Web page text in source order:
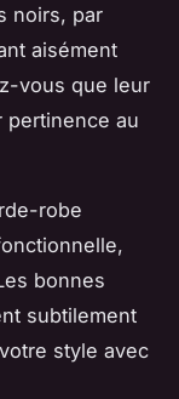
noirs, par
aisément
vous que leur
pertinence au
robe
bonnes
subtilement
style avec